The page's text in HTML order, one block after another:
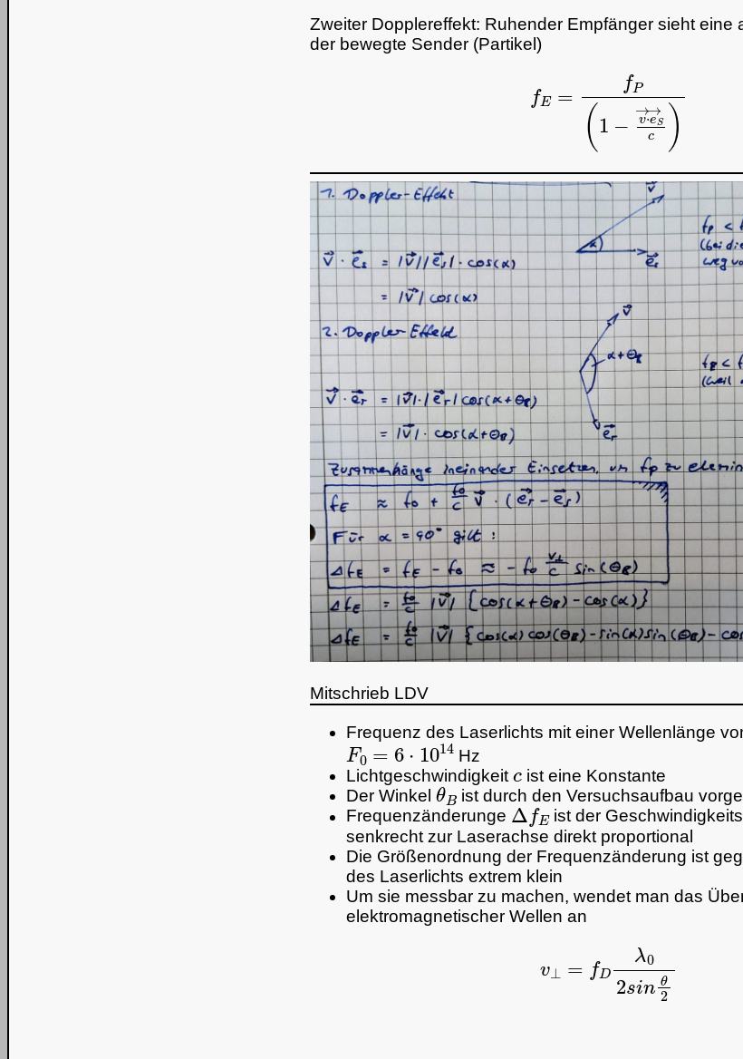
Zweiter Dopplereffekt: Ruhender Empfänger sieht eine
der bewegte Sender (Partikel)
→⋅
Mitschrieb LDV
Frequenz des Laserlichts mit einer Wellenlänge
F0=6⋅1014
Hz
Lichtgeschwindigkeit
ist eine Konstante
Der Winkel
θB
ist durch den Versuchsaufbau
Frequenzänderunge
Δf E
ist der
senkrecht zur Laserachse direkt proportional
Die Größenordnung der Frequenzänderung ist
des Laserlichts extrem klein
Um sie messbar zu machen, wendet man das
elektromagnetischer Wellen an
si